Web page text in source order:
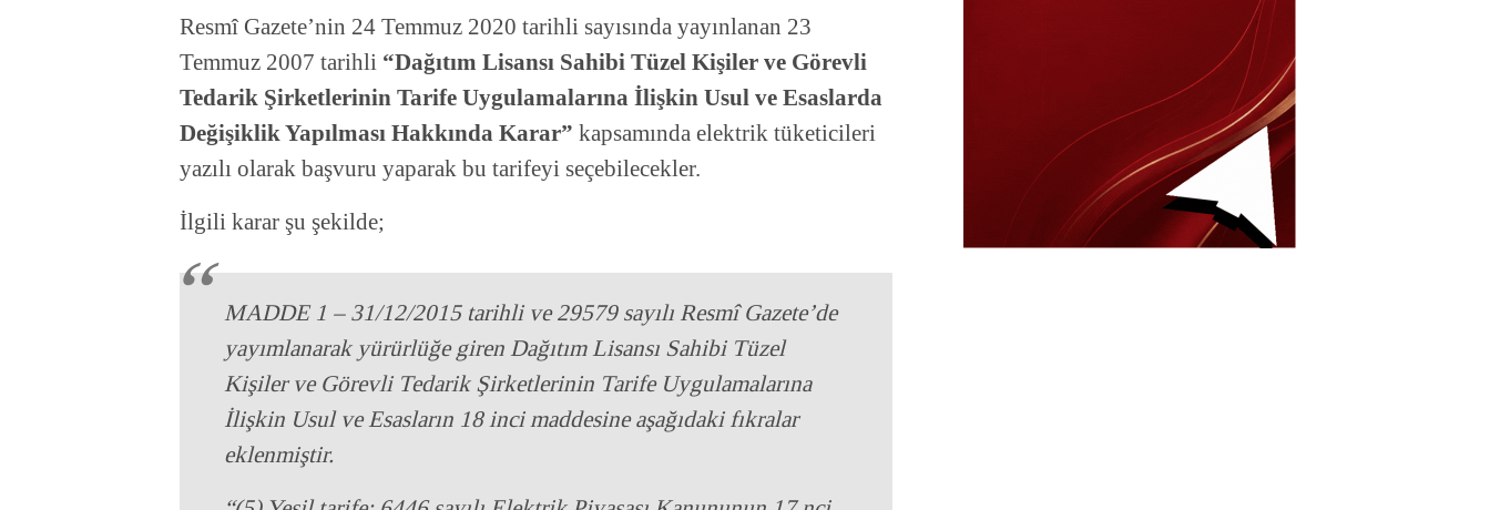
Resmî Gazete’nin 24 Temmuz 2020 tarihli sayısında yayınlanan 23
Temmuz 2007 tarihli “Dağıtım Lisansı Sahibi Tüzel Kişiler ve Görevli
Tedarik Şirketlerinin Tarife Uygulamalarına İlişkin Usul ve Esaslarda
Değişiklik Yapılması Hakkında Karar” kapsamında elektrik tüketicileri
yazılı olarak başvuru yaparak bu tarifeyi seçebilecekler.
İlgili karar şu şekilde;
MADDE 1 – 31/12/2015 tarihli ve 29579 sayılı Resmî Gazete’de
yayımlanarak yürürlüğe giren Dağıtım Lisansı Sahibi Tüzel
Kişiler ve Görevli Tedarik Şirketlerinin Tarife Uygulamalarına
İlişkin Usul ve Esasların 18 inci maddesine aşağıdaki fıkralar
eklenmiştir.